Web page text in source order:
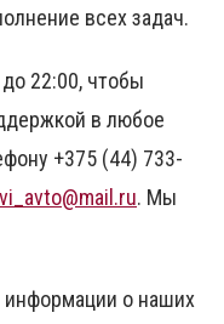
всех задач.
22:00, чтобы
в любое
+375 (44) 733-
. Мы
о наших